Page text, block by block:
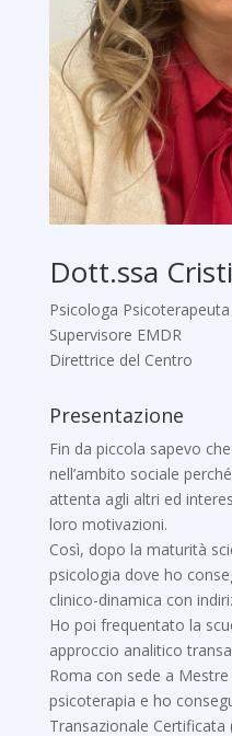
Dott.ssa
Psicologa Psicoterapeuta
Supervisore EMDR
Direttrice del Centro
Presentazione
Fin da piccola sapevo
nell’ambito sociale
attenta agli altri ed
loro motivazioni.
Così, dopo la maturità
psicologia dove ho
clinico-dinamica con
Ho poi frequentato la
approccio analitico
Roma con sede a
psicoterapia e ho
Transazionale Certificata